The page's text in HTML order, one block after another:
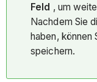
Feld , um
Nachdem Sie
haben, können
speichern.